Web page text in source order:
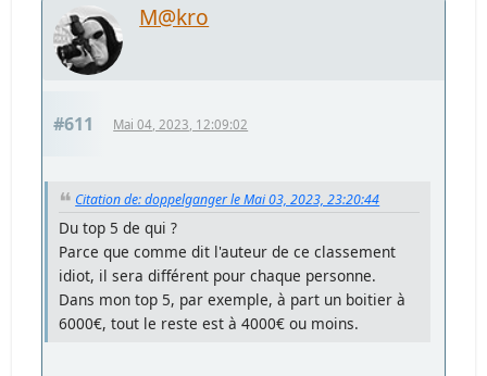
M@kro
#611 Mai 04, 2023, 12:09:02
Citation de: doppelganger le Mai 03, 2023, 23:20:44
Du top 5 de qui ?
Parce que comme dit l'auteur de ce classement
idiot, il sera différent pour chaque personne.
Dans mon top 5, par exemple, à part un boitier à
6000€, tout le reste est à 4000€ ou moins.